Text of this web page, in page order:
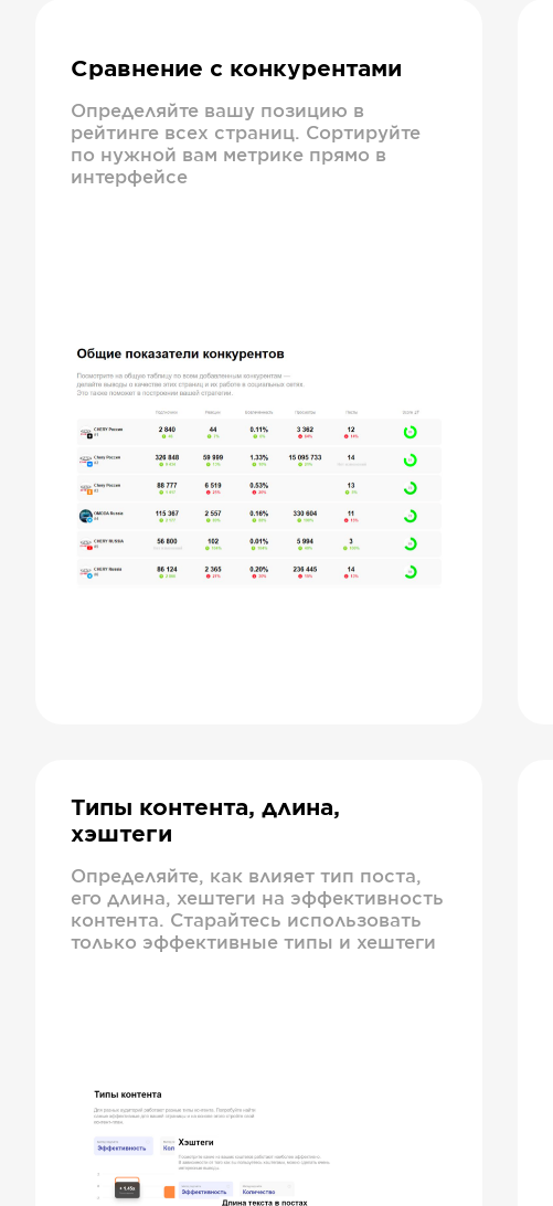
Сравнение с конкурентами
Определяйте вашу позицию в
рейтинге всех страниц. Сортируйте
по нужной вам метрике прямо в
интерфейсе
Типы контента, длина,
хэштеги
Определяйте, как влияет тип поста,
его длина, хештеги на эффективность
контента. Старайтесь использовать
только эффективные типы и хештеги